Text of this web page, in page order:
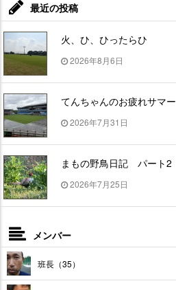
最近の投稿
火、ひ、ひったらひ
2026年8月6日
てんちゃんのお疲れサマー
2026年7月31日
まもの野鳥日記 パート2
2026年7月25日
メンバー
班長（35）